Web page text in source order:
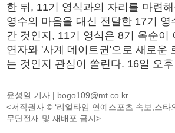
한 뒤, 11기 영식과의 자리를 마련해
영수의 마음을 대신 전달한 17기 영
간 것인지, 11기 영식은 8기 옥순이
연자와 '사계 데이트권'으로 새로운
는 것인지 관심이 쏠린다. 16일 오
윤성열 기자 | bogo109@mt.co.kr
<저작권자 © ‘리얼타임 연예스포츠 속보,스타
무단전재 및 재배포 금지>